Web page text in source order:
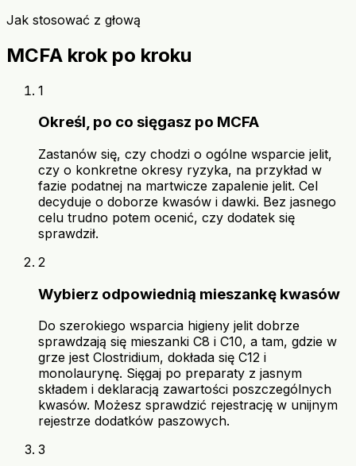
Jak stosować z głową
MCFA krok po kroku
1
Określ, po co sięgasz po MCFA
Zastanów się, czy chodzi o ogólne wsparcie jelit,
czy o konkretne okresy ryzyka, na przykład w
fazie podatnej na martwicze zapalenie jelit. Cel
decyduje o doborze kwasów i dawki. Bez jasnego
celu trudno potem ocenić, czy dodatek się
sprawdził.
2
Wybierz odpowiednią mieszankę kwasów
Do szerokiego wsparcia higieny jelit dobrze
sprawdzają się mieszanki C8 i C10, a tam, gdzie w
grze jest Clostridium, dokłada się C12 i
monolaurynę. Sięgaj po preparaty z jasnym
składem i deklaracją zawartości poszczególnych
kwasów. Możesz sprawdzić rejestrację w unijnym
rejestrze dodatków paszowych.
3